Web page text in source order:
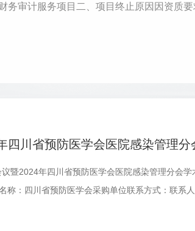
审计服务项目二、项目终止原因因资质
四川省预防医学会医院感染管理分
暨2024年四川省预防医学会医院感染管理分会学
称：四川省预防医学会采购单位联系方式：联系
：中航技国际经贸发展有限公司采购代理机构地